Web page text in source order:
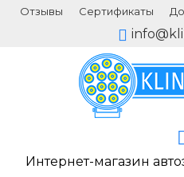
Отзывы Сертификаты
Интернет-магазин